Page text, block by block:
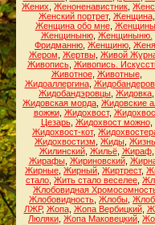
Жених Женоненавистник
Женский портрет, Женщина,
Женщина обо мне, Женщины
Женщиныню, Женщиныню.
Фридманню Женщиню Женя
Жером Жертвы, Живой
Живопись, Живопись.
Животное, Животные,
Жидоаллергина,
Жидобандэровцы Жидовка
Жидовская морда Жидовские
вожжи, Жидохвост,
Цезарь, Жидохвост можно,
Жидохвост-кот,
Жидохвостизм Жиды Жизнь
Жилинский, Жильё, Жираф,
Жирафы, Жириновский,
Жирные Жирный Жиртрест,
стало Жить стало веселее
Жлобовидная
Жлобовидность Жлобы
ЛЖР, Жопа, Жопа Вербицкий,
Люляки Жопа Маковецкий